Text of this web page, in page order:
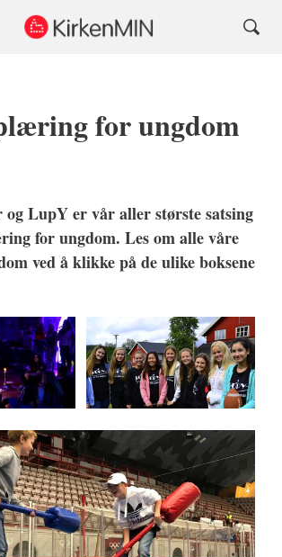
for ungdom
LupY er vår aller største satsing
for ungdom. Les om alle våre
ved å klikke på de ulike boksene